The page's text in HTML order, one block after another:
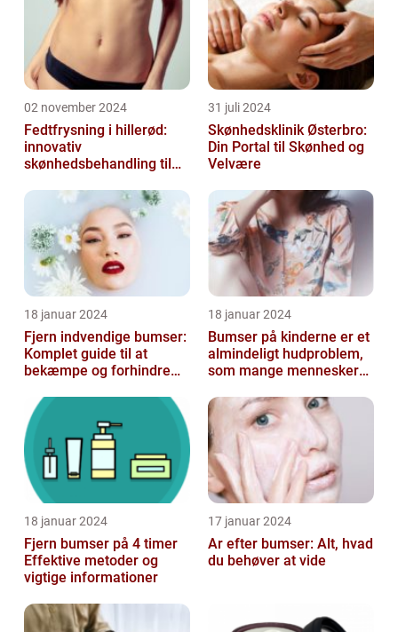
slapper...
02 november 2024
Fedtfrysning i hillerød:
innovativ
skønhedsbehandling til
31 juli 2024
Skønhedsklinik Østerbro:
Din Portal til Skønhed og
Velvære
18 januar 2024
Fjern indvendige bumser:
Komplet guide til at
bekæmpe og forhindre
18 januar 2024
Bumser på kinderne er et
almindeligt hudproblem,
som mange mennesker
18 januar 2024
Fjern bumser på 4 timer
Effektive metoder og
vigtige informationer
17 januar 2024
Ar efter bumser: Alt, hvad
du behøver at vide